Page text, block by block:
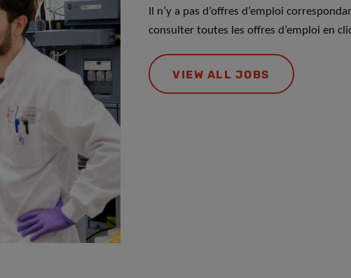
Il n’y a pas d’offres d’emploi
consulter toutes les offres d’emploi en
VIEW ALL JOBS